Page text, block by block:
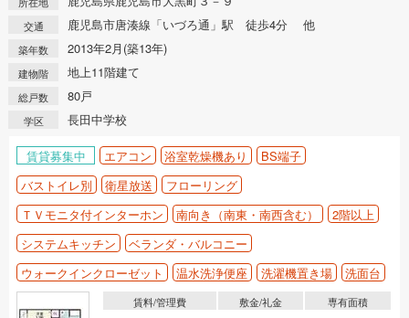
交通 鹿児島市唐湊線「いづろ通」駅 徒歩4分 他
築年数 2013年2月(築13年)
建物階 地上11階建て
総戸数 80戸
学区 長田中学校
賃貸募集中 エアコン 浴室乾燥機あり
BS端子
バストイレ別
衛星放送
フローリング
ＴＶモニタ付インターホン
南向き（南東・南西含む）
2階以上
システムキッチン
ベランダ・バルコニー
ウォークインクローゼット
温水洗浄便座 洗濯機置き場 洗面台
賃料/管理費 敷金/礼金 専有面積